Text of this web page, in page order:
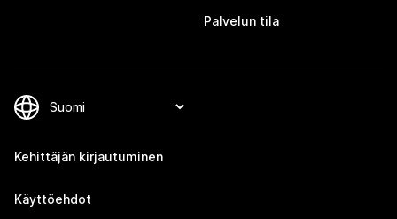
Palvelun tila
Kehittäjän kirjautuminen
Käyttöehdot